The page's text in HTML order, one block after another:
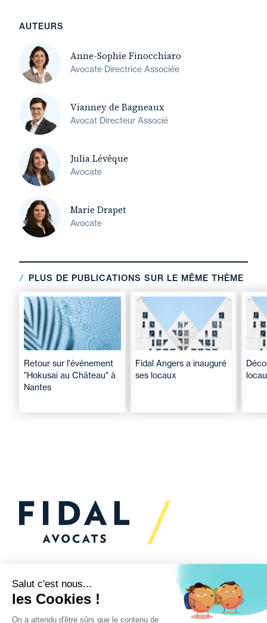
AUTEURS
Anne-Sophie Finocchiaro
Avocate Directrice Associée
Vianney de Bagneaux
Avocat Directeur Associé
Julia Lévêque
Avocate
Marie Drapet
Avocate
PLUS DE PUBLICATIONS SUR LE MÊME THÈME
Retour sur l'événement
"Hokusai au Château" à
Nantes
Fidal Angers a inauguré
ses locaux
Vous souhaitez échanger
avec nous ?
Nous sommes